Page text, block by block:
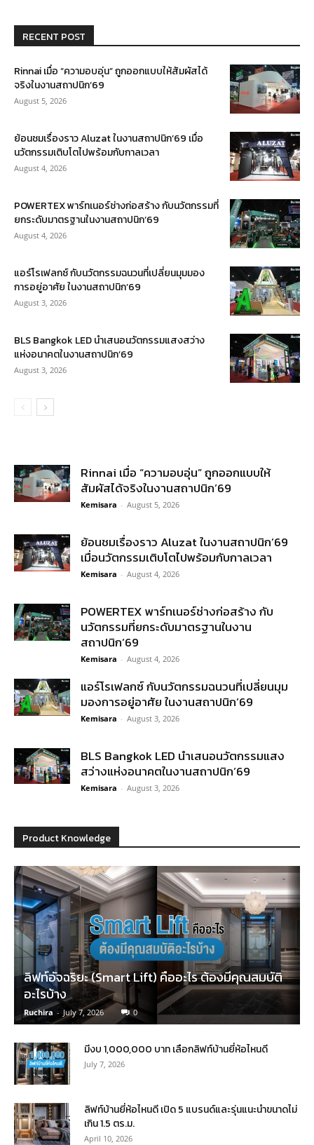
RECENT POST
Rinnai เมื่อ “ความอบอุ่น” ถูกออกแบบให้สัมผัสได้
จริงในงานสถาปนิก’69
August 5, 2026
ย้อนชมเรื่องราว Aluzat ในงานสถาปนิก’69 เมื่อ
นวัตกรรมเติบโตไปพร้อมกับกาลเวลา
August 4, 2026
POWERTEX พาร์ทเนอร์ช่างก่อสร้าง กับนวัตกรรมที่
ยกระดับมาตรฐานในงานสถาปนิก’69
August 4, 2026
แอร์โรเฟลกซ์ กับนวัตกรรมฉนวนที่เปลี่ยนมุมมอง
การอยู่อาศัย ในงานสถาปนิก’69
August 3, 2026
BLS Bangkok LED นำเสนอนวัตกรรมแสงสว่าง
แห่งอนาคตในงานสถาปนิก’69
August 3, 2026
Rinnai เมื่อ “ความอบอุ่น” ถูกออกแบบให้
สัมผัสได้จริงในงานสถาปนิก’69
Kemisara - August 5, 2026
ย้อนชมเรื่องราว Aluzat ในงานสถาปนิก’69
เมื่อนวัตกรรมเติบโตไปพร้อมกับกาลเวลา
Kemisara - August 4, 2026
POWERTEX พาร์ทเนอร์ช่างก่อสร้าง กับ
นวัตกรรมที่ยกระดับมาตรฐานในงาน
สถาปนิก’69
Kemisara - August 4, 2026
แอร์โรเฟลกซ์ กับนวัตกรรมฉนวนที่เปลี่ยนมุม
มองการอยู่อาศัย ในงานสถาปนิก’69
Kemisara - August 3, 2026
BLS Bangkok LED นำเสนอนวัตกรรมแสง
สว่างแห่งอนาคตในงานสถาปนิก’69
Kemisara - August 3, 2026
Product Knowledge
ลิฟท์อัจฉริยะ (Smart Lift) คืออะไร ต้องมีคุณสมบัติ
อะไรบ้าง
Ruchira - July 7, 2026 0
มีงบ 1,000,000 บาท เลือกลิฟท์บ้านยี่ห้อไหนดี
July 7, 2026
ลิฟท์บ้านยี่ห้อไหนดี เปิด 5 แบรนด์และรุ่นแนะนำขนาดไม่
เกิน 1.5 ตร.ม.
April 10, 2026